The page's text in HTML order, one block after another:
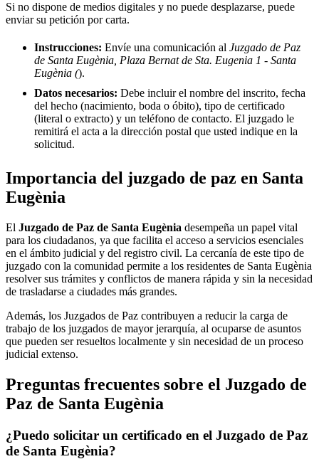
Si no dispone de medios digitales y no puede desplazarse, puede
enviar su petición por carta.
Instrucciones: Envíe una comunicación al Juzgado de Paz
de Santa Eugènia, Plaza Bernat de Sta. Eugenia 1 - Santa
Eugènia ().
Datos necesarios: Debe incluir el nombre del inscrito, fecha
del hecho (nacimiento, boda o óbito), tipo de certificado
(literal o extracto) y un teléfono de contacto. El juzgado le
remitirá el acta a la dirección postal que usted indique en la
solicitud.
Importancia del juzgado de paz en Santa
Eugènia
El Juzgado de Paz de Santa Eugènia desempeña un papel vital
para los ciudadanos, ya que facilita el acceso a servicios esenciales
en el ámbito judicial y del registro civil. La cercanía de este tipo de
juzgado con la comunidad permite a los residentes de Santa Eugènia
resolver sus trámites y conflictos de manera rápida y sin la necesidad
de trasladarse a ciudades más grandes.
Además, los Juzgados de Paz contribuyen a reducir la carga de
trabajo de los juzgados de mayor jerarquía, al ocuparse de asuntos
que pueden ser resueltos localmente y sin necesidad de un proceso
judicial extenso.
Preguntas frecuentes sobre el Juzgado de
Paz de Santa Eugènia
¿Puedo solicitar un certificado en el Juzgado de Paz
de Santa Eugènia?